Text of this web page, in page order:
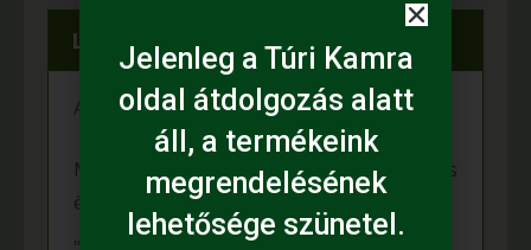
Legfrissebb híreink
A fiataloké a jövő
Mihalina Máté pàlyàzatot nyert a Kulturàlis
ès Innovàciós Minisztèrium àltal kiîrt
„Nemzet Fiatal Tehetsègeièrt Ösztöndîj”
Jelenleg a Túri Kamra
oldal átdolgozás alatt
áll, a termékeink
megrendelésének
lehetősége szünetel.